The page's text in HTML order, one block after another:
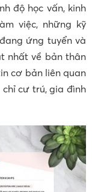
độ học vấn, kinh
việc, những kỹ
ứng tuyển và
nhất về bản thân
cơ bản liên quan
cư trú, gia đình